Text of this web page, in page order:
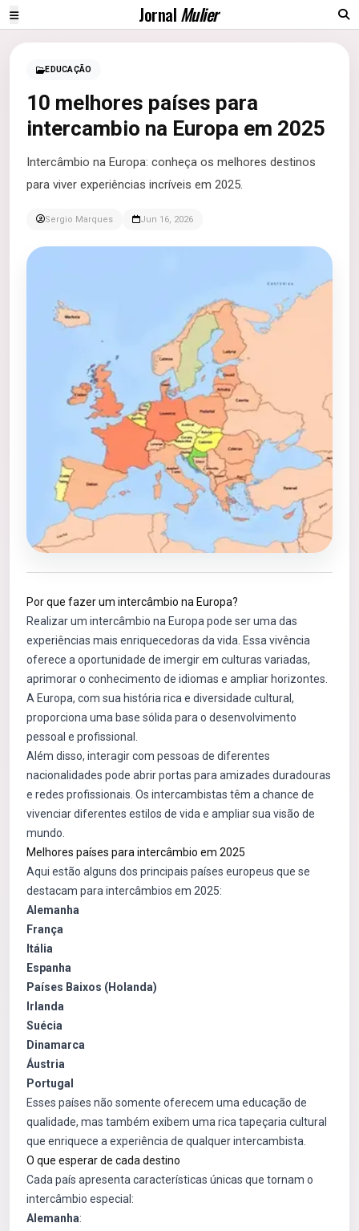
JornalMulier
EDUCAÇÃO
10 melhores países para
intercambio na Europa em 2025
Intercâmbio na Europa: conheça os melhores destinos
para viver experiências incríveis em 2025.
Sergio Marques Jun 16, 2026
Por que fazer um intercâmbio na Europa?
Realizar um intercâmbio na Europa pode ser uma das
experiências mais enriquecedoras da vida. Essa vivência
oferece a oportunidade de imergir em culturas variadas,
aprimorar o conhecimento de idiomas e ampliar horizontes.
A Europa, com sua história rica e diversidade cultural,
proporciona uma base sólida para o desenvolvimento
pessoal e profissional.
Além disso, interagir com pessoas de diferentes
nacionalidades pode abrir portas para amizades duradouras
e redes profissionais. Os intercambistas têm a chance de
vivenciar diferentes estilos de vida e ampliar sua visão de
mundo.
Melhores países para intercâmbio em 2025
Aqui estão alguns dos principais países europeus que se
destacam para intercâmbios em 2025:
Alemanha
França
Itália
Espanha
Países Baixos (Holanda)
Irlanda
Suécia
Dinamarca
Áustria
Portugal
Esses países não somente oferecem uma educação de
qualidade, mas também exibem uma rica tapeçaria cultural
que enriquece a experiência de qualquer intercambista.
O que esperar de cada destino
Cada país apresenta características únicas que tornam o
intercâmbio especial:
Alemanha: